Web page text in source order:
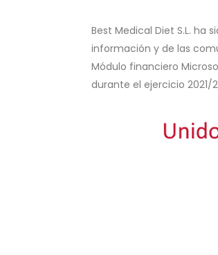
Best Medical Diet S.L. ha
información y de las
Módulo financiero
durante el ejercicio 2021/